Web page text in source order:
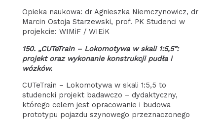
Opieka naukowa: dr Agnieszka Niemczynowicz, dr
Marcin Ostoja Starzewski, prof. PK Studenci w
projekcie: WIMiF / WIEiK
150. „CUTeTrain – Lokomotywa w skali 1:5,5”:
projekt oraz wykonanie konstrukcji pudła i
wózków.
CUTeTrain – Lokomotywa w skali 1:5,5 to
studencki projekt badawczo – dydaktyczny,
którego celem jest opracowanie i budowa
prototypu pojazdu szynowego przeznaczonego